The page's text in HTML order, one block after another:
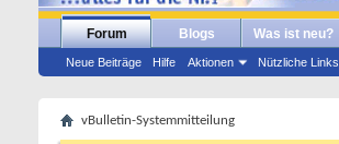
Forum
Neue Beiträge Hilfe Aktionen Nützliche Links
Blogs Was ist neu?
vBulletin-Systemmitteilung